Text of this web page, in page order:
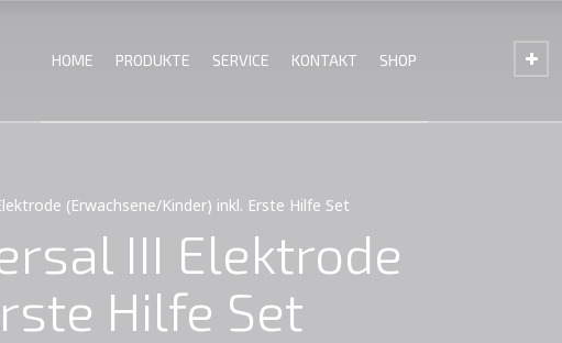
HOME PRODUKTE SERVICE KONTAKT SHOP
(Erwachsene/Kinder) inkl. Erste Hilfe Set
III Elektrode
Hilfe Set